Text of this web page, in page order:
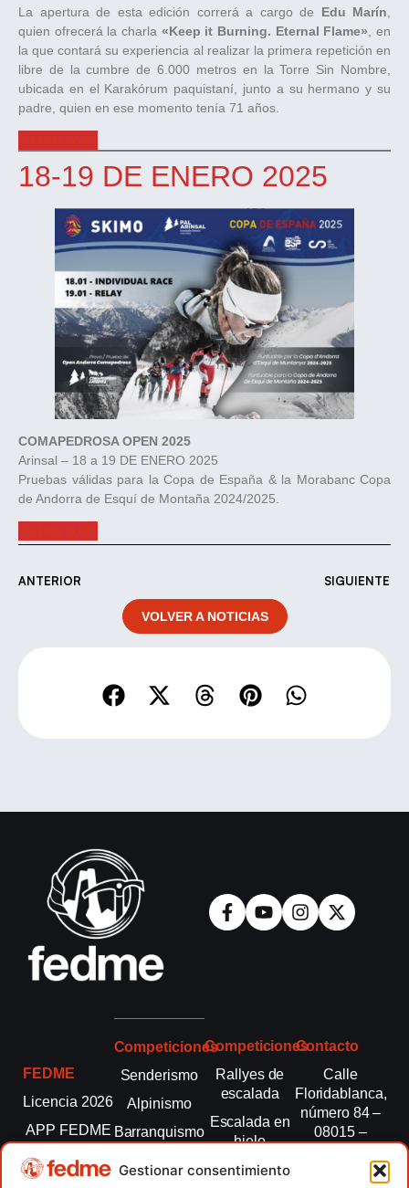
Gestionar consentimiento
La apertura de esta edición correrá a cargo de Edu Marín
quien ofrecerá la charla «Keep it Burning. Eternal Flame» , en
la que contará su experiencia al realizar la primera repetición en
libre de la cumbre de 6.000 metros en la Torre Sin Nombre,
ubicada en el Karakórum paquistaní, junto a su hermano y su
padre, quien en ese momento tenía 71 años.
Ver toda la info
18-19 DE ENERO 2025
COMAPEDROSA OPEN 2025
Arinsal – 18 a 19 DE ENERO 2025
Pruebas válidas para la Copa de España & la Morabanc Copa
de Andorra de Esquí de Montaña 2024/2025.
Ver toda la info
ANTERIOR SIGUIENTE
VOLVER A NOTICIAS
FEDME
Licencia 2026
APP FEDME
Transparencia
Competiciones
Senderismo
Alpinismo
Barranquismo
montaña
Competiciones
Rallyes de
escalada
Escalada en
hielo
Esquí de
Contacto
Calle
Floridablanca,
número 84 –
08015 –
fedme@fedme.es